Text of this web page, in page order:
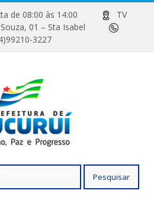
de 08:00 às 14:00
TV
Souza, 01 – Sta Isabel
3227